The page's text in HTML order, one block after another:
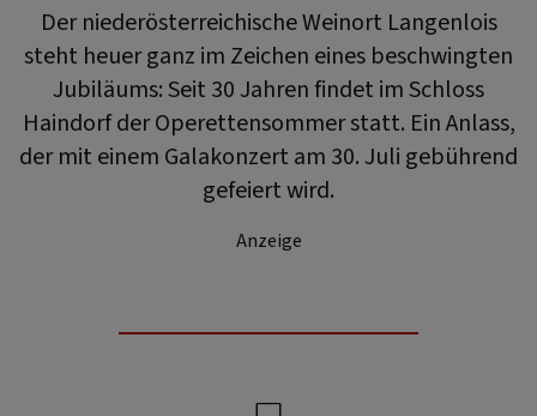
Der niederösterreichische Weinort Langenlois
steht heuer ganz im Zeichen eines beschwingten
Jubiläums: Seit 30 Jahren findet im Schloss
Haindorf der Operettensommer statt. Ein Anlass,
der mit einem Galakonzert am 30. Juli gebührend
gefeiert wird.
Anzeige